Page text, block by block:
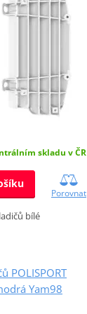
skladu v ČR
Porovnat
bílé
POLISPORT
Yam98